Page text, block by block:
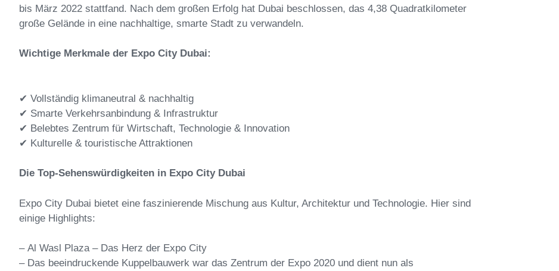
bis März 2022 stattfand. Nach dem großen Erfolg hat Dubai beschlossen, das 4,38 Quadratkilometer
große Gelände in eine nachhaltige, smarte Stadt zu verwandeln.
Wichtige Merkmale der Expo City Dubai:
✔ Vollständig klimaneutral & nachhaltig
✔ Smarte Verkehrsanbindung & Infrastruktur
✔ Belebtes Zentrum für Wirtschaft, Technologie & Innovation
✔ Kulturelle & touristische Attraktionen
Die Top-Sehenswürdigkeiten in Expo City Dubai
Expo City Dubai bietet eine faszinierende Mischung aus Kultur, Architektur und Technologie. Hier sind
einige Highlights:
– Al Wasl Plaza – Das Herz der Expo City
– Das beeindruckende Kuppelbauwerk war das Zentrum der Expo 2020 und dient nun als